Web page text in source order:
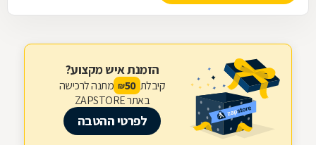
הזמנת איש מקצוע?
קיבלת 50
₪ מתנה לרכישה
באתר ZAPSTORE
לפרטי ההטבה